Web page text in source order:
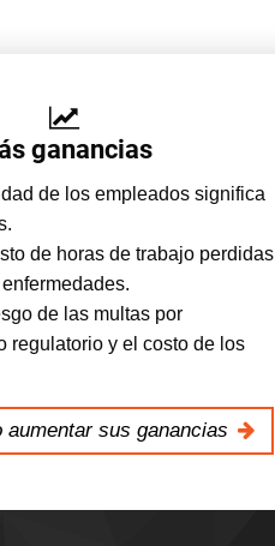
ganancias
de los empleados significa
de horas de trabajo perdidas
de las multas por
regulatorio y el costo de los
aumentar sus ganancias